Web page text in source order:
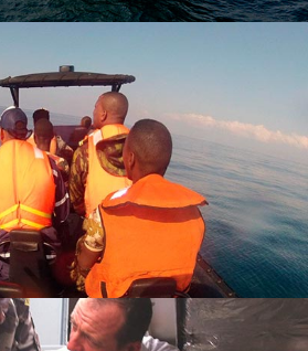
DE CONDUITE